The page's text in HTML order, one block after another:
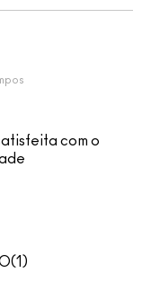
com o
1